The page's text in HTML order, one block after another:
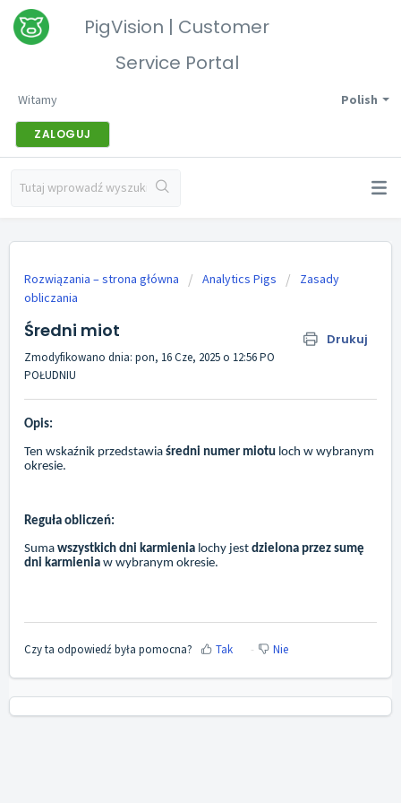
PigVision | Customer
Service Portal
Polish
Witamy
ZALOGUJ
Rozwiązania – strona główna Analytics Pigs
Zasady
obliczania
Średni miot Drukuj
Zmodyfikowano dnia: pon, 16 Cze, 2025 o 12:56 PO
POŁUDNIU
Opis:
Ten wskaźnik przedstawia średni numer miotu loch w wybranym
okresie.
Reguła obliczeń:
Suma wszystkich dni karmienia lochy jest dzielona przez sumę
dni karmienia w wybranym okresie.
Czy ta odpowiedź była pomocna? Tak Nie